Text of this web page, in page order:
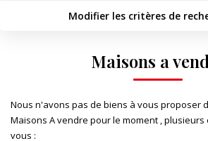
Modifier les critères de
Budget max
Maisons a
Nous n'avons pas de biens à vous proposer
Maisons A vendre pour le moment ,
vous :